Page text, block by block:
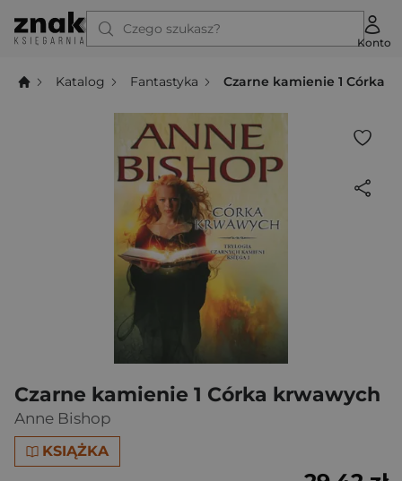
Czego szukasz?
Konto
Katalog Fantastyka Czarne kamienie 1 Córka
Czarne kamienie 1 Córka krwawych
Anne Bishop
KSIĄŻKA